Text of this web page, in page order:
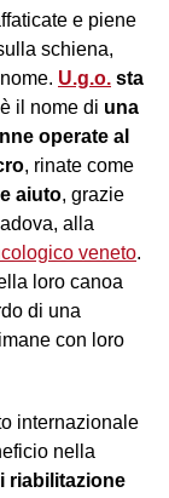
e piene
schiena,
U.g.o. sta
il nome di una
operate al
, rinate come
aiuto, grazie
alla
veneto.
loro canoa
di una
con loro
internazionale
nella
riabilitazione